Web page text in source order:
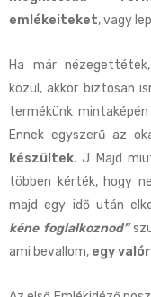
emlékeiteket, vagy
Ha már
közül, akkor biztosan
termékünk
Ennek egyszerű az
készültek. J Majd
többen kérték, hogy
majd egy idő után
kéne foglalkoznod”
ami bevallom, egy